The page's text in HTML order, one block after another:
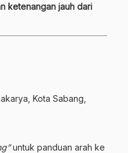
ketenangan jauh dari
Kota Sabang,
untuk panduan arah ke